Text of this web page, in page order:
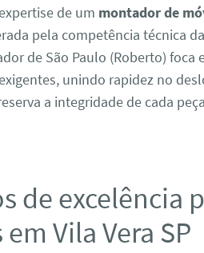
de um montador de
pela competência técnica
de São Paulo (Roberto) foca
unindo rapidez no
a integridade de cada
de excelência
Vila Vera SP